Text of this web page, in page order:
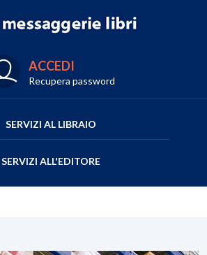
ACCEDI
Recupera password
SERVIZI AL LIBRAIO
SERVIZI ALL'EDITORE